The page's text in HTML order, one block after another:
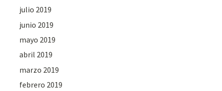
julio 2019
junio 2019
mayo 2019
abril 2019
marzo 2019
febrero 2019